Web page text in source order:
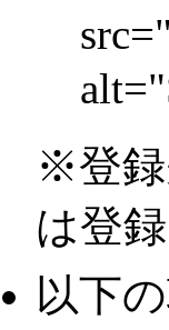
※登録
は登
以下